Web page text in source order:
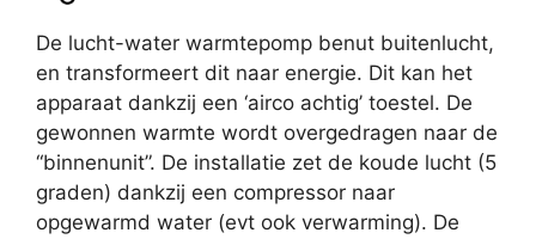
De lucht-water warmtepomp benut buitenlucht,
en transformeert dit naar energie. Dit kan het
apparaat dankzij een ‘airco achtig’ toestel. De
gewonnen warmte wordt overgedragen naar de
“binnenunit”. De installatie zet de koude lucht (5
graden) dankzij een compressor naar
opgewarmd water (evt ook verwarming). De